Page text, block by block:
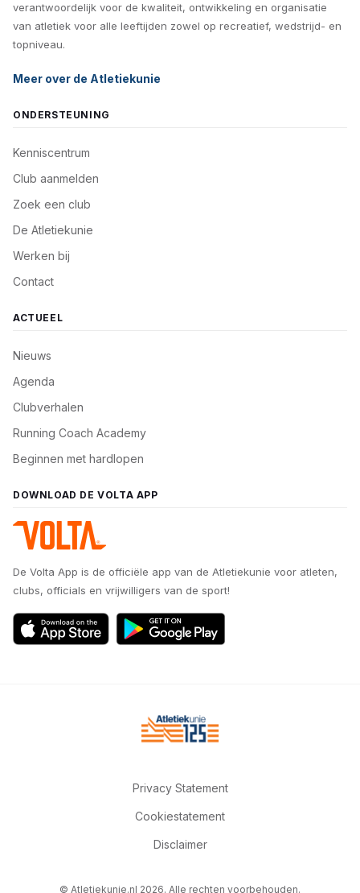
verantwoordelijk voor de kwaliteit, ontwikkeling en organisatie
van atletiek voor alle leeftijden zowel op recreatief, wedstrijd- en
topniveau.
Meer over de Atletiekunie
ONDERSTEUNING
Kenniscentrum
Club aanmelden
Zoek een club
De Atletiekunie
Werken bij
Contact
ACTUEEL
Nieuws
Agenda
Clubverhalen
Running Coach Academy
Beginnen met hardlopen
DOWNLOAD DE VOLTA APP
De Volta App is de officiële app van de Atletiekunie voor atleten,
clubs, officials en vrijwilligers van de sport!
Privacy Statement
Cookiestatement
Disclaimer
© Atletiekunie.nl 2026. Alle rechten voorbehouden.